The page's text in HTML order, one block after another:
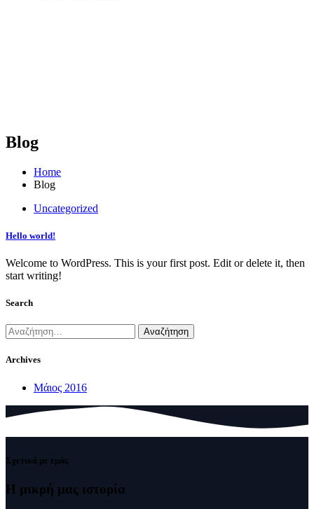
Blog
Home
Blog
Uncategorized
Hello world!
Welcome to WordPress. This is your first post. Edit or delete it, then
start writing!
Search
Αναζήτηση
για:
Archives
Μάιος 2016
Σχετικά με εμάς
Η μικρή μας ιστορία